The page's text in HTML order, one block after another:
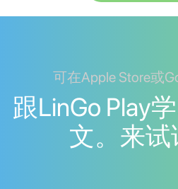
可在Apple Store或
跟LinGo Play
文。来试